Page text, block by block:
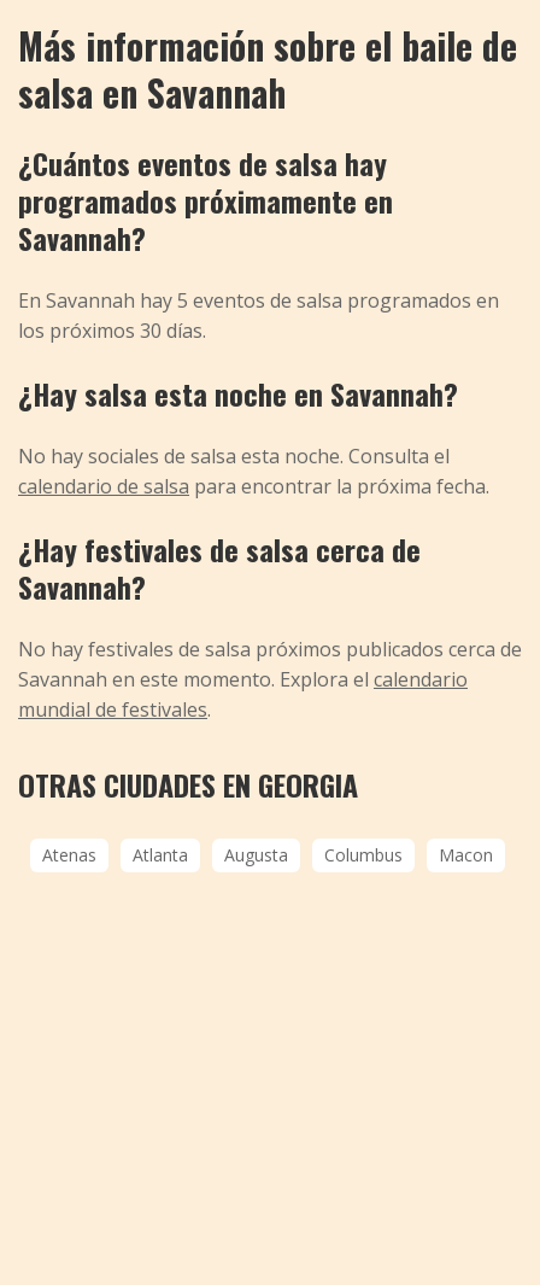
Más información sobre el baile de
salsa en Savannah
¿Cuántos eventos de salsa hay
programados próximamente en
Savannah?
En Savannah hay 5 eventos de salsa programados en
los próximos 30 días.
¿Hay salsa esta noche en Savannah?
No hay sociales de salsa esta noche. Consulta el
calendario de salsa para encontrar la próxima fecha.
¿Hay festivales de salsa cerca de
Savannah?
No hay festivales de salsa próximos publicados cerca de
Savannah en este momento. Explora el calendario
mundial de festivales.
OTRAS CIUDADES EN GEORGIA
Atenas Atlanta Augusta Columbus Macon